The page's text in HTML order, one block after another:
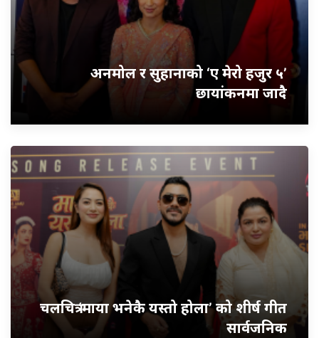
अनमोल र सुहानाको ‘ए मेरो हजुर ५’
छायांकनमा जादै
चलचित्र ‘माया भनेकै यस्तो होला’ को शीर्ष गीत
सार्वजनिक